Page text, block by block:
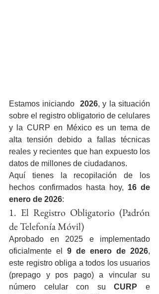
Estamos iniciando 2026, y la situación
sobre el registro obligatorio de celulares
y la CURP en México es un tema de
alta tensión debido a fallas técnicas
reales y recientes que han expuesto los
datos de millones de ciudadanos.
Aquí tienes la recopilación de los
hechos confirmados hasta hoy, 16 de
enero de 2026:
1. El Registro Obligatorio (Padrón
de Telefonía Móvil)
Aprobado en 2025 e implementado
oficialmente el 9 de enero de 2026,
este registro obliga a todos los usuarios
(prepago y pos pago) a vincular su
número celular con su CURP e